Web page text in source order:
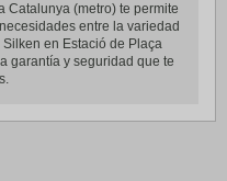
Catalunya (metro) te permite
entre la variedad
en Estació de Plaça
garantía y seguridad que te